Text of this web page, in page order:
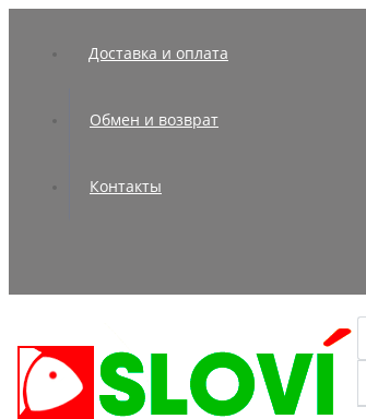
Доставка и оплата
Обмен и возврат
Контакты